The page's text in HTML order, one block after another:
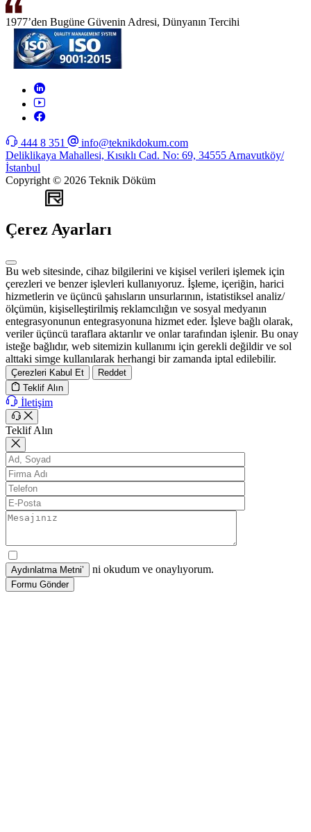
1977’den Bugüne Güvenin Adresi, Dünyanın Tercihi
444 8 351
info@teknikdokum.com
Deliklikaya Mahallesi, Kısıklı Cad. No: 69, 34555 Arnavutköy/
İstanbul
Copyright © 2026 Teknik Döküm
Çerez Ayarları
Bu web sitesinde, cihaz bilgilerini ve kişisel verileri işlemek için
çerezleri ve benzer işlevleri kullanıyoruz. İşleme, içeriğin, harici
hizmetlerin ve üçüncü şahısların unsurlarının, istatistiksel analiz/
ölçümün, kişiselleştirilmiş reklamcılığın ve sosyal medyanın
entegrasyonunun entegrasyonuna hizmet eder. İşleve bağlı olarak,
veriler üçüncü taraflara aktarılır ve onlar tarafından işlenir. Bu onay
isteğe bağlıdır, web sitemizin kullanımı için gerekli değildir ve sol
alttaki simge kullanılarak herhangi bir zamanda iptal edilebilir.
Çerezleri Kabul Et
Reddet
Teklif Alın
İletişim
Teklif Alın
ni okudum ve onaylıyorum.
Formu Gönder